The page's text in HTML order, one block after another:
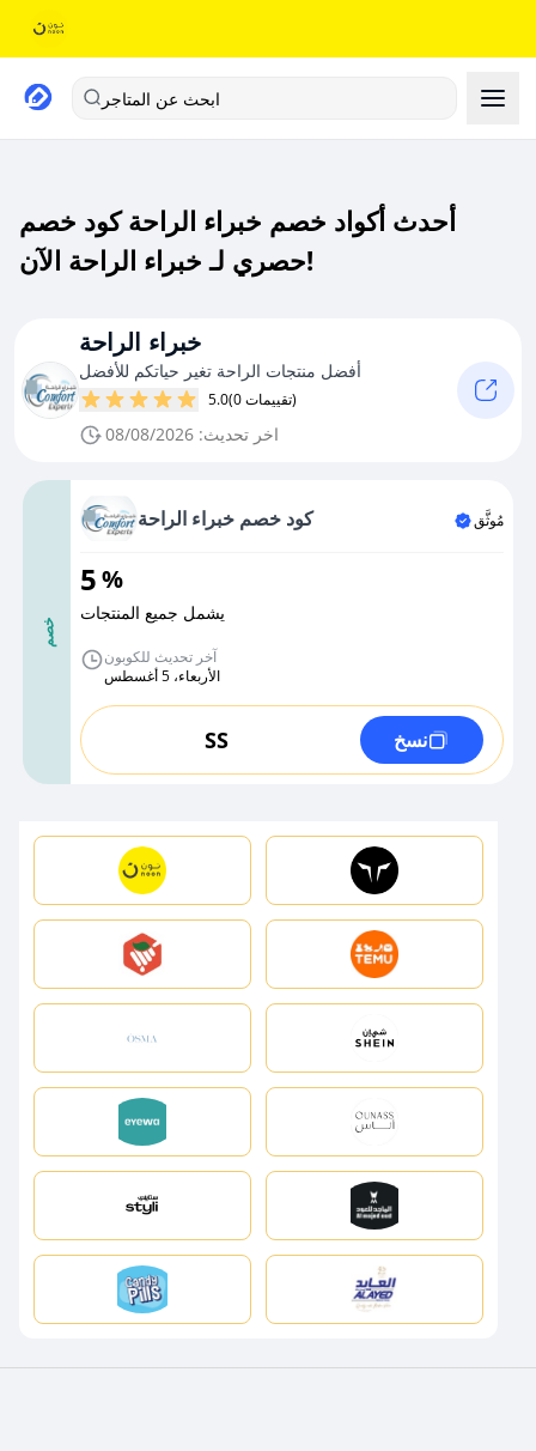
ابحث عن المتاجر
أحدث أكواد خصم خبراء الراحة كود خصم
حصري لـ خبراء الراحة الآن!
خبراء الراحة
أفضل منتجات الراحة تغير حياتكم للأفضل
5.0 (0 تقييمات)
اخر تحديث: 08/08/2026
خصم
كود خصم خبراء الراحة مُوثَّق
5%
يشمل جميع المنتجات
آخر تحديث للكوبون
الأربعاء، 5 أغسطس
SS نسخ